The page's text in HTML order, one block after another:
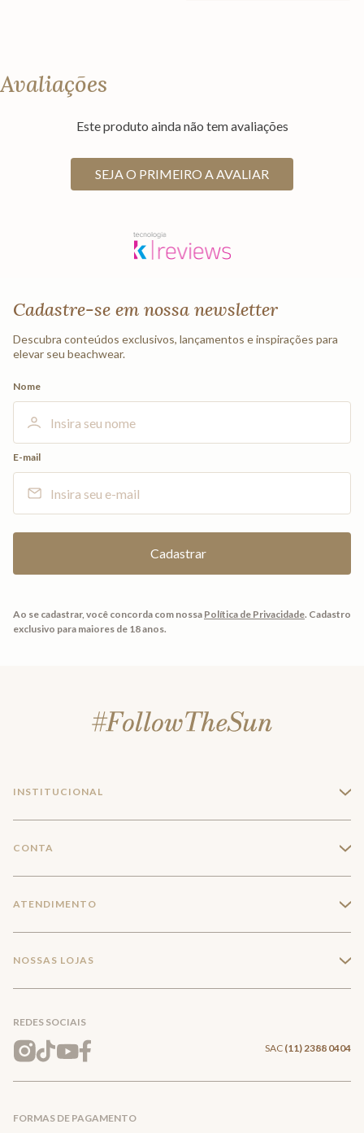
Avaliações
Este produto ainda não tem avaliações
SEJA O PRIMEIRO A AVALIAR
Cadastre-se em nossa newsletter
Descubra conteúdos exclusivos, lançamentos e inspirações para
elevar seu beachwear.
Nome
E-mail
Ao se cadastrar, você concorda com nossa Política de Privacidade. Cadastro
exclusivo para maiores de 18 anos.
INSTITUCIONAL +
Trabalhe conosco
Mapa do Site
CONTA +
Meus pedidos
Wishlist
ATENDIMENTO +
Entrega e Frete
Trocas e Devoluções
NOSSAS LOJAS +
REDES SOCIAIS
SAC (11) 2388 0404
FORMAS DE PAGAMENTO